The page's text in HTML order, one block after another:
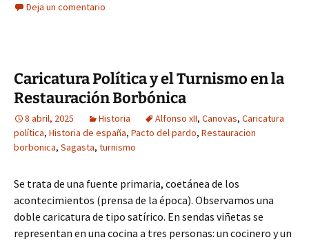
Deja un comentario
Caricatura Política y el Turnismo en la
Restauración Borbónica
8 abril, 2025 Historia Alfonso xII, Canovas, Caricatura
política, Historia de españa, Pacto del pardo, Restauracion
borbonica, Sagasta, turnismo
Se trata de una fuente primaria, coetánea de los
acontecimientos (prensa de la época). Observamos una
doble caricatura de tipo satírico. En sendas viñetas se
representan en una cocina a tres personas: un cocinero y un